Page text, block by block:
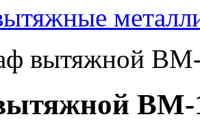
вытяжной ВМ-
ВМ-